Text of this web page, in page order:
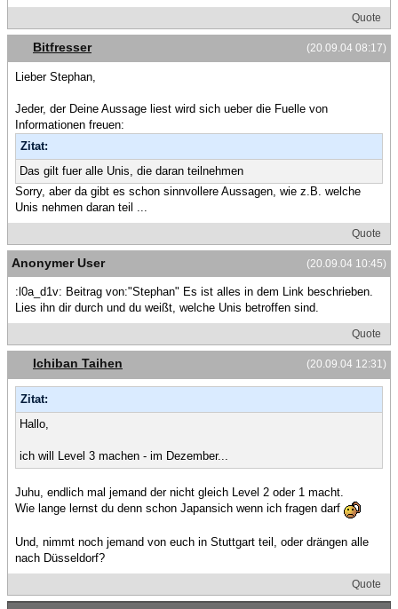
Quote
(20.09.04 08:17)
Bitfresser
Lieber Stephan,
Jeder, der Deine Aussage liest wird sich ueber die Fuelle von
Informationen freuen:
Zitat:
Das gilt fuer alle Unis, die daran teilnehmen
Sorry, aber da gibt es schon sinnvollere Aussagen, wie z.B. welche
Unis nehmen daran teil ...
Quote
(20.09.04 10:45)
Anonymer User
:l0a_d1v: Beitrag von:"Stephan" Es ist alles in dem Link beschrieben.
Lies ihn dir durch und du weißt, welche Unis betroffen sind.
Quote
(20.09.04 12:31)
Ichiban Taihen
Zitat:
Hallo,
ich will Level 3 machen - im Dezember...
Juhu, endlich mal jemand der nicht gleich Level 2 oder 1 macht.
Wie lange lernst du denn schon Japansich wenn ich fragen darf
Und, nimmt noch jemand von euch in Stuttgart teil, oder drängen alle
nach Düsseldorf?
Quote